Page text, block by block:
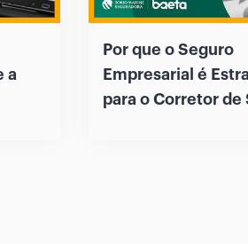
a
Por que o Seguro
Empresarial é
para o Corretor de